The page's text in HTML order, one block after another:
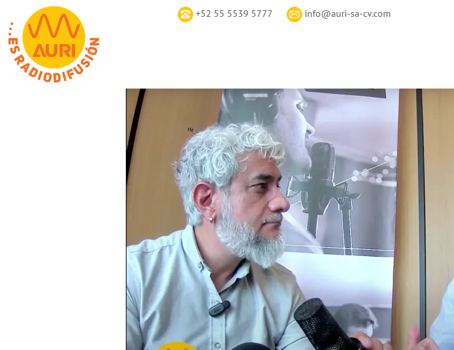
+52 55 5539 5777 info@auri-sa-cv.com